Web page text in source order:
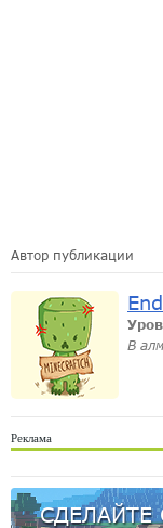
Автор публикации
В
Реклама
СДЕЛАЙТЕ